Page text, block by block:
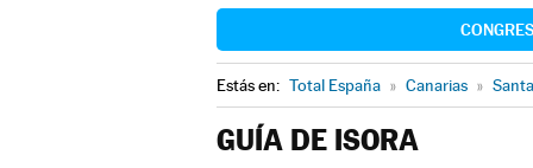
Estás en: Total España » Canarias »
GUÍA DE ISORA